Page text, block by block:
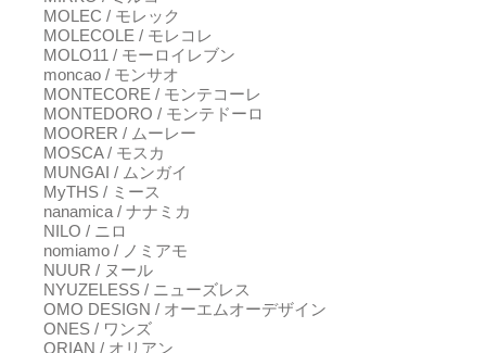
MOLEC / モレック
MOLECOLE / モレコレ
MOLO11 / モーロイレブン
moncao / モンサオ
MONTECORE / モンテコーレ
MONTEDORO / モンテドーロ
MOORER / ムーレー
MOSCA / モスカ
MUNGAI / ムンガイ
MyTHS / ミース
nanamica / ナナミカ
NILO / ニロ
nomiamo / ノミアモ
NUUR / ヌール
NYUZELESS / ニューズレス
OMO DESIGN / オーエムオーデザイン
ONES / ワンズ
ORIAN / オリアン